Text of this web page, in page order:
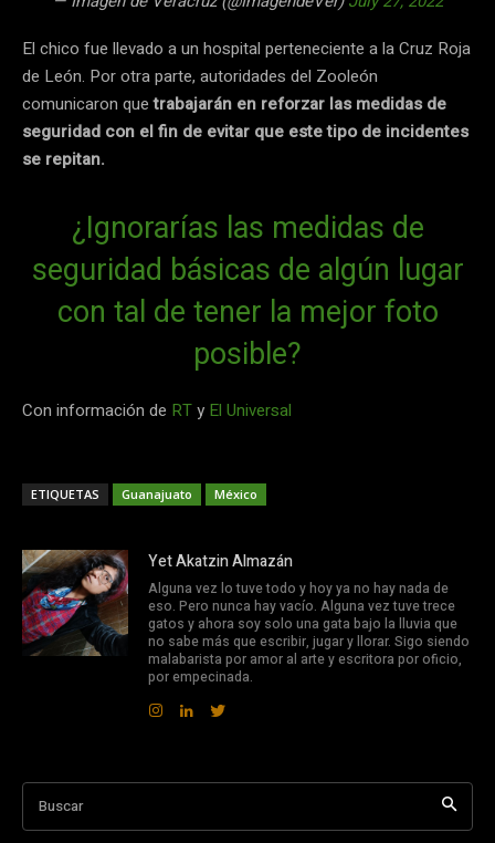
El chico fue llevado a un hospital perteneciente a la Cruz Roja
de León. Por otra parte, autoridades del Zooleón
comunicaron quetrabajarán en reforzar las medidas de
seguridad con el fin de evitar que este tipo de incidentes
se repitan.
¿Ignorarías las medidas de
seguridad básicas de algún lugar
con tal de tener la mejor foto
posible?
Con información de RTy El Universal
ETIQUETAS Guanajuato México
Yet Akatzin Almazán
Alguna vez lo tuve todo y hoy ya no hay nada de
eso. Pero nunca hay vacío. Alguna vez tuve trece
gatos y ahora soy solo una gata bajo la lluvia que
no sabe más que escribir, jugar y llorar. Sigo siendo
malabarista por amor al arte y escritora por oficio,
por empecinada.
Buscar